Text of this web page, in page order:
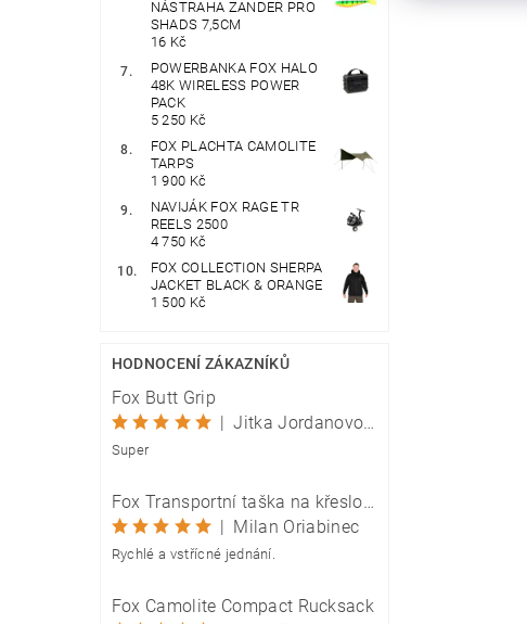
NÁSTRAHA ZANDER PRO
SHADS 7,5CM
16 Kč
POWERBANKA FOX HALO
48K WIRELESS POWER
PACK
5 250 Kč
FOX PLACHTA CAMOLITE
TARPS
1 900 Kč
NAVIJÁK FOX RAGE TR
REELS 2500
4 750 Kč
FOX COLLECTION SHERPA
JACKET BLACK & ORANGE
1 500 Kč
HODNOCENÍ ZÁKAZNÍKŮ
Fox Butt Grip
|
Jitka Jordanovová
Super
Fox Transportní taška na křeslo Camolite Chair Bag
| Milan Oriabinec
Rychlé a vstřícné jednání.
Fox Camolite Compact Rucksack